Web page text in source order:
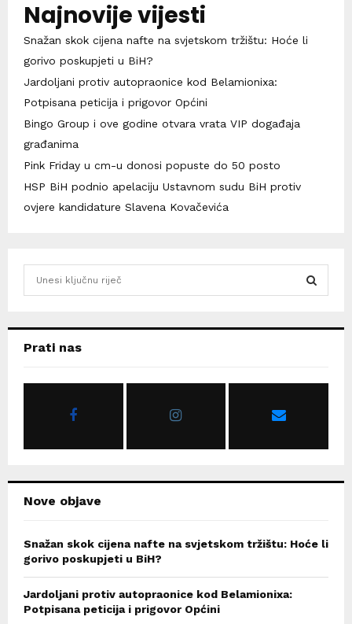
Najnovije vijesti
Snažan skok cijena nafte na svjetskom tržištu: Hoće li
gorivo poskupjeti u BiH?
Jardoljani protiv autopraonice kod Belamionixa:
Potpisana peticija i prigovor Općini
Bingo Group i ove godine otvara vrata VIP događaja
građanima
Pink Friday u cm-u donosi popuste do 50 posto
HSP BiH podnio apelaciju Ustavnom sudu BiH protiv
ovjere kandidature Slavena Kovačevića
hPrati nas
Nove objave
Snažan skok cijena nafte na svjetskom tržištu: Hoće li
gorivo poskupjeti u BiH?
Jardoljani protiv autopraonice kod Belamionixa:
Potpisana peticija i prigovor Općini